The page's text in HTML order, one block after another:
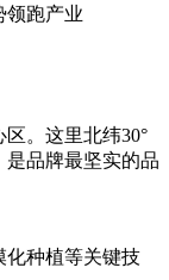
领跑产业
。这里北纬30°
是品牌最坚实的品
化种植等关键技